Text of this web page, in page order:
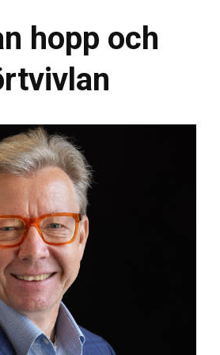
hopp och